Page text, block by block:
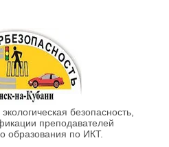
безопасность,
преподавателей
образования по ИКТ.